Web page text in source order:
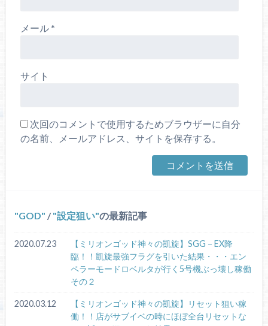
メール*
サイト
次回のコメントで使用するためブラウザーに自分
の名前、メールアドレス、サイトを保存する。
GOD / 設定狙い の最新記事
2020.07.23
【ミリオンゴッド神々の凱旋】SGG－EX降
臨！！凱旋最強フラグを引いた結果・・・エン
ペラーモードロベルタが行く5号機ぶっ壊し稼働
その２
2020.03.12
【ミリオンゴッド神々の凱旋】リセット狙い稼
働！！店がサブイベの時にほぼ全台リセットな